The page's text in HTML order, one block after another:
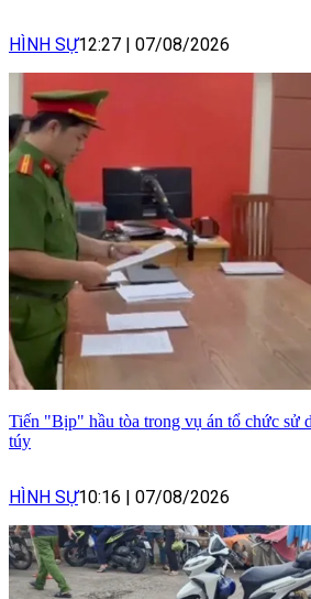
HÌNH SỰ12:27 | 07/08/2026
Tiến "Bịp" hầu tòa trong vụ án tổ chức sử
túy
HÌNH SỰ10:16 | 07/08/2026